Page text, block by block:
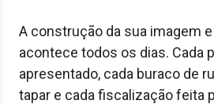
A construção da sua imagem
acontece todos os dias. Cada
apresentado, cada buraco de
tapar e cada fiscalização feita